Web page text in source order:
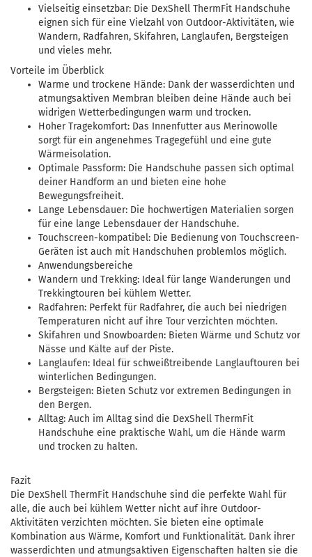
Vielseitig einsetzbar: Die DexShell ThermFit Handschuhe
eignen sich für eine Vielzahl von Outdoor-Aktivitäten, wie
Wandern, Radfahren, Skifahren, Langlaufen, Bergsteigen
und vieles mehr.
Vorteile im Überblick
Warme und trockene Hände: Dank der wasserdichten und
atmungsaktiven Membran bleiben deine Hände auch bei
widrigen Wetterbedingungen warm und trocken.
Hoher Tragekomfort: Das Innenfutter aus Merinowolle
sorgt für ein angenehmes Tragegefühl und eine gute
Wärmeisolation.
Optimale Passform: Die Handschuhe passen sich optimal
deiner Handform an und bieten eine hohe
Bewegungsfreiheit.
Lange Lebensdauer: Die hochwertigen Materialien sorgen
für eine lange Lebensdauer der Handschuhe.
Touchscreen-kompatibel: Die Bedienung von Touchscreen-
Geräten ist auch mit Handschuhen problemlos möglich.
Anwendungsbereiche
Wandern und Trekking: Ideal für lange Wanderungen und
Trekkingtouren bei kühlem Wetter.
Radfahren: Perfekt für Radfahrer, die auch bei niedrigen
Temperaturen nicht auf ihre Tour verzichten möchten.
Skifahren und Snowboarden: Bieten Wärme und Schutz vor
Nässe und Kälte auf der Piste.
Langlaufen: Ideal für schweißtreibende Langlauftouren bei
winterlichen Bedingungen.
Bergsteigen: Bieten Schutz vor extremen Bedingungen in
den Bergen.
Alltag: Auch im Alltag sind die DexShell ThermFit
Handschuhe eine praktische Wahl, um die Hände warm
und trocken zu halten.
Fazit
Die DexShell ThermFit Handschuhe sind die perfekte Wahl für
alle, die auch bei kühlem Wetter nicht auf ihre Outdoor-
Aktivitäten verzichten möchten. Sie bieten eine optimale
Kombination aus Wärme, Komfort und Funktionalität. Dank ihrer
wasserdichten und atmungsaktiven Eigenschaften halten sie die